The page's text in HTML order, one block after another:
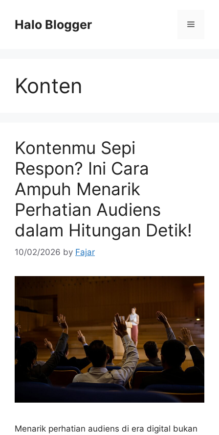
contentHalo Blogger Menu
Konten
Kontenmu Sepi
Respon? Ini Cara
Ampuh Menarik
Perhatian Audiens
dalam Hitungan Detik!
10/02/2026 by Fajar
Menarik perhatian audiens di era digital bukan